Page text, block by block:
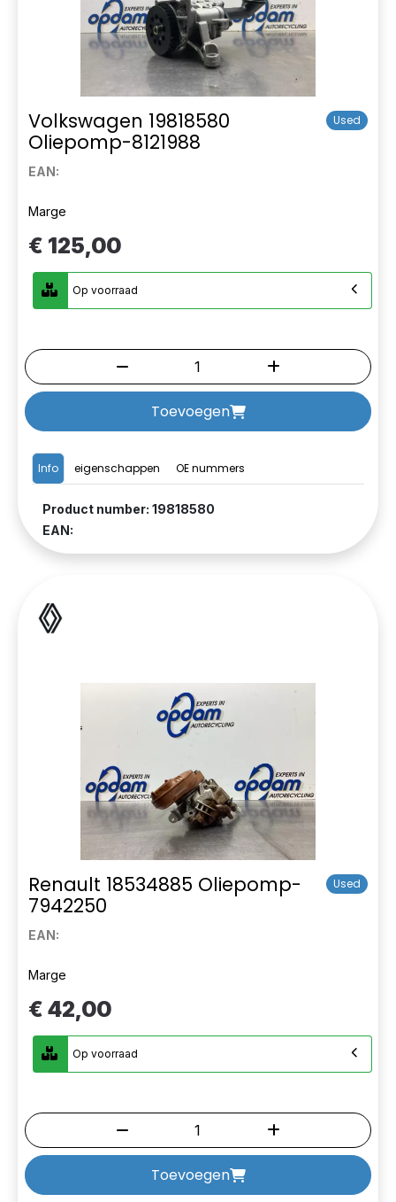
Volkswagen 19818580
Oliepomp-8121988
Used
EAN:
Info eigenschappen OE nummers
Product number: 19818580
EAN:
Marge
€ 125,00
Op voorraad
Toevoegen
Renault 18534885 Oliepomp-
7942250
Used
EAN:
Marge
€ 42,00
Op voorraad
Toevoegen